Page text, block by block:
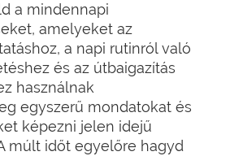
a mindennapi
amelyeket az
a napi rutinról való
és az útbaigazítás
használnak
egyszerű mondatokat és
képezni jelen idejű
múlt időt egyelőre hagyd